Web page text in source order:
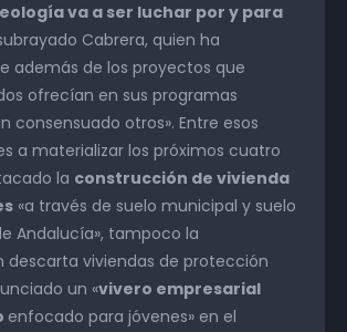
va a ser luchar por y para
Cabrera, quien ha
además de los proyectos que
ofrecían en sus programas
consensuado otros». Entre esos
a materializar los próximos cuatro
la construcción de vivienda
«a través de suelo municipal y suelo
Andalucía», tampoco la
descarta viviendas de protección
un «vivero empresarial
enfocado para jóvenes» en el